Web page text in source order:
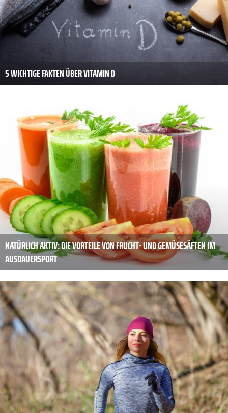
5 WICHTIGE FAKTEN ÜBER VITAMIN D
NATÜRLICH AKTIV: DIE VORTEILE VON FRUCHT- UND GEMÜSESÄFTEN IM
AUSDAUERSPORT